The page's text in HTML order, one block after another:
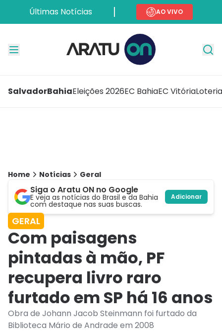
Últimas Notícias AO VIVO
SalvadorBahiaEleições 2026EC BahiaEC Vitória
Home Notícias Geral
Siga o Aratu ON no Google
E veja as notícias do Brasil e da Bahia
com destaque nas suas buscas.
Adicionar
GERAL
Com paisagens
pintadas à mão, PF
recupera livro raro
furtado em SP há 16 anos
Obra de Johann Jacob Steinmann foi furtado da
Biblioteca Mário de Andrade em 2008